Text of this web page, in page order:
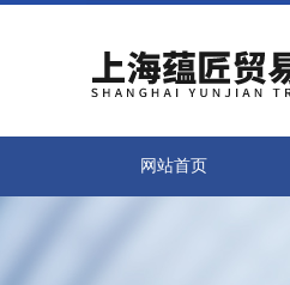
网站首页